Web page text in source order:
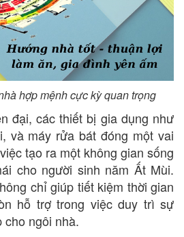
hợp mệnh cực kỳ quan trọng
đại, các thiết bị gia dụng như
và máy rửa bát đóng một vai
tạo ra một không gian sống
cho người sinh năm Ất Mùi.
chỉ giúp tiết kiệm thời gian
hỗ trợ trong việc duy trì sự
cho ngôi nhà.